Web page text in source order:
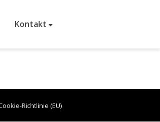
Kontakt
Richtlinie (EU)